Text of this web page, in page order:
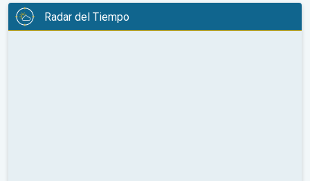
Radar del Tiempo